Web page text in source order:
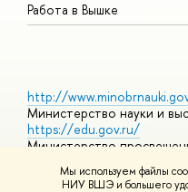
Мы используем файлы
НИУ ВШЭ и большего
Работа в Вышке
http://
Министерство науки и
https://edu.gov.ru/
Министерство
https://elearning.hse.ru/
Массовые открытые